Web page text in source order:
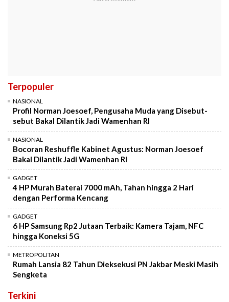
Terpopuler
NASIONAL
Profil Norman Joesoef, Pengusaha Muda yang Disebut-
sebut Bakal Dilantik Jadi Wamenhan RI
NASIONAL
Bocoran Reshuffle Kabinet Agustus: Norman Joesoef
Bakal Dilantik Jadi Wamenhan RI
GADGET
4 HP Murah Baterai 7000 mAh, Tahan hingga 2 Hari
dengan Performa Kencang
GADGET
6 HP Samsung Rp2 Jutaan Terbaik: Kamera Tajam, NFC
hingga Koneksi 5G
METROPOLITAN
Rumah Lansia 82 Tahun Dieksekusi PN Jakbar Meski Masih
Sengketa
Terkini